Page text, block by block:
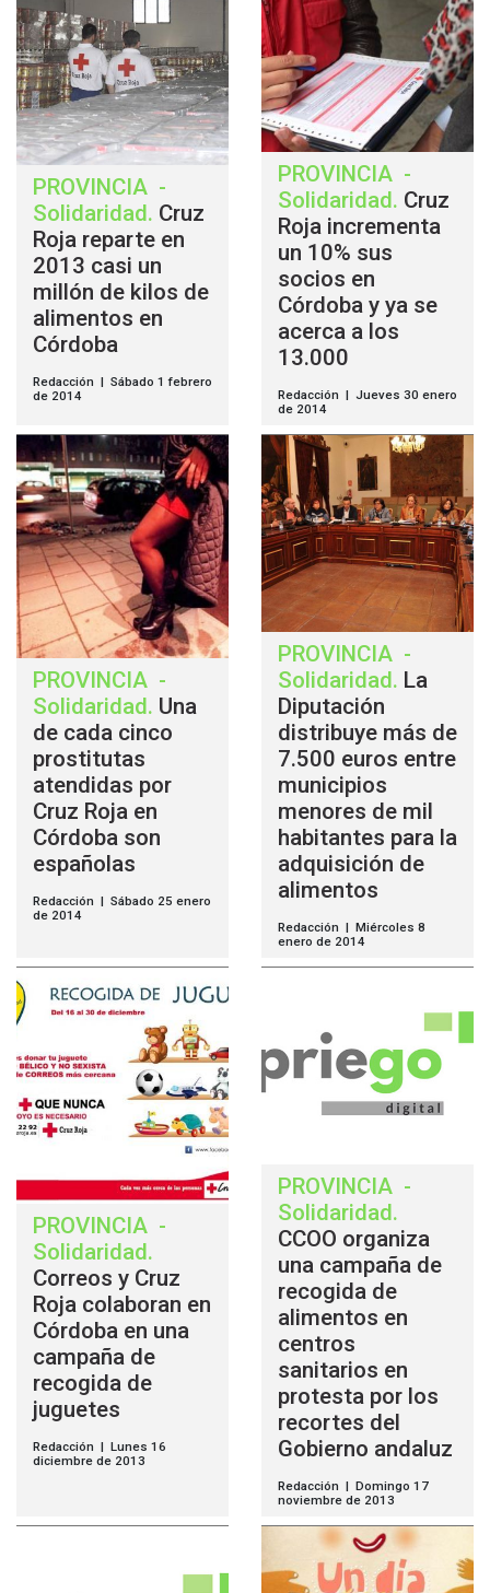
PROVINCIA -
Solidaridad. Cruz
Roja reparte en
2013 casi un
millón de kilos de
alimentos en
Córdoba
Redacción | Sábado 1 febrero
de 2014
PROVINCIA -
Solidaridad. Cruz
Roja incrementa
un 10% sus
socios en
Córdoba y ya se
acerca a los
13.000
Redacción | Jueves 30 enero
de 2014
PROVINCIA -
Solidaridad. Una
de cada cinco
prostitutas
atendidas por
Cruz Roja en
Córdoba son
españolas
Redacción | Sábado 25 enero
de 2014
PROVINCIA -
Solidaridad. La
Diputación
distribuye más de
7.500 euros entre
municipios
menores de mil
habitantes para la
adquisición de
alimentos
Redacción | Miércoles 8
enero de 2014
PROVINCIA -
Solidaridad.
Correos y Cruz
Roja colaboran en
Córdoba en una
campaña de
recogida de
juguetes
Redacción | Lunes 16
diciembre de 2013
PROVINCIA -
Solidaridad.
CCOO organiza
una campaña de
recogida de
alimentos en
centros
sanitarios en
protesta por los
recortes del
Gobierno andaluz
Redacción | Domingo 17
noviembre de 2013